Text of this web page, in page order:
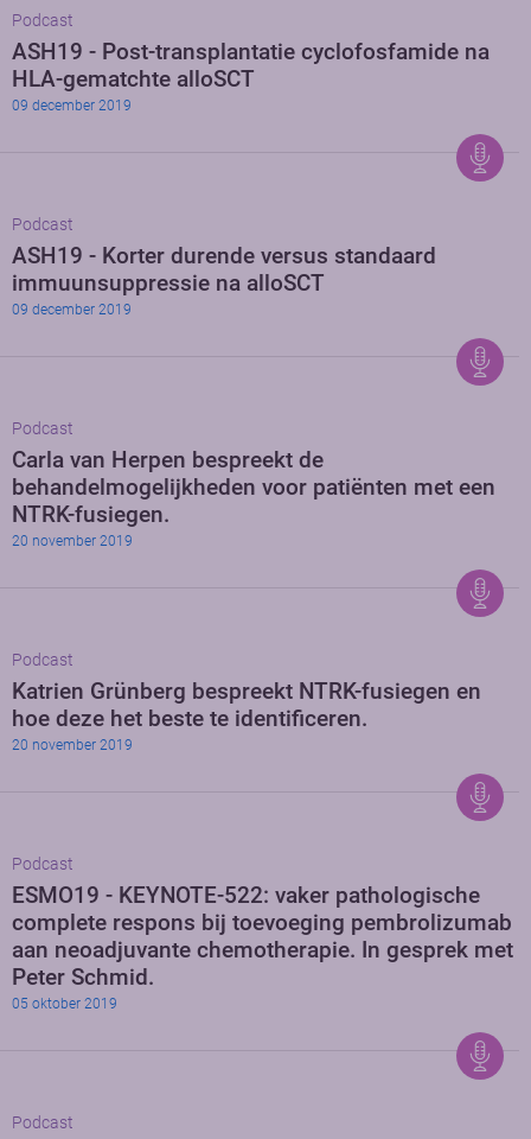
Podcast
ASH19 - Post-transplantatie cyclofosfamide na
HLA-gematchte alloSCT
09 december 2019
Podcast
ASH19 - Korter durende versus standaard
immuunsuppressie na alloSCT
09 december 2019
Podcast
Carla van Herpen bespreekt de
behandelmogelijkheden voor patiënten met een
NTRK-fusiegen.
20 november 2019
Podcast
Katrien Grünberg bespreekt NTRK-fusiegen en
hoe deze het beste te identificeren.
20 november 2019
Podcast
ESMO19 - KEYNOTE-522: vaker pathologische
complete respons bij toevoeging pembrolizumab
aan neoadjuvante chemotherapie. In gesprek met
Peter Schmid.
05 oktober 2019
Podcast